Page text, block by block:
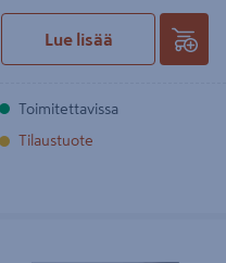
Lue lisää
Toimitettavissa
Tilaustuote